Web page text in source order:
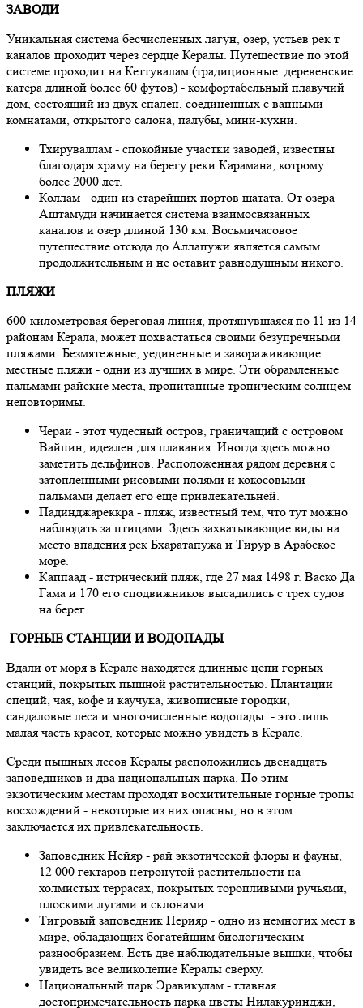
ЗАВОДИ
Уникальная система бесчисленных лагун, озер, устьев рек т
каналов проходит через сердце Кералы. Путешествие по этой
системе проходит на Кеттувалам (традиционные деревенские
катера длиной более 60 футов) - комфортабельный плавучий
дом, состоящий из двух спален, соединенных с ванными
комнатами, открытого салона, палубы, мини-кухни.
Тхируваллам - спокойные участки заводей, известны
благодаря храму на берегу реки Карамана, котрому
более 2000 лет.
Коллам - один из старейших портов шатата. От озера
Аштамуди начинается система взаимосвязанных
каналов и озер длиной 130 км. Восьмичасовое
путешествие отсюда до Аллапужи является самым
продолжительным и не оставит равнодушным никого.
ПЛЯЖИ
600-километровая береговая линия, протянувшаяся по 11 из 14
районам Керала, может похвастаться своими безупречными
пляжами. Безмятежные, уединенные и завораживающие
местные пляжи - одни из лучших в мире. Эти обрамленные
пальмами райские места, пропитанные тропическим солнцем
неповторимы.
Чераи - этот чудесный остров, граничащий с островом
Вайпин, идеален для плавания. Иногда здесь можно
заметить дельфинов. Расположенная рядом деревня с
затопленными рисовыми полями и кокосовыми
пальмами делает его еще привлекательней.
Падинджареккра - пляж, известный тем, что тут можно
наблюдать за птицами. Здесь захватывающие виды на
место впадения рек Бхаратапужа и Тирур в Арабское
море.
Каппаад - истрический пляж, где 27 мая 1498 г. Васко Да
Гама и 170 его сподвижников высадились с трех судов
на берег.
ГОРНЫЕ СТАНЦИИ И ВОДОПАДЫ
Вдали от моря в Керале находятся длинные цепи горных
станций, покрытых пышной растительностью. Плантации
специй, чая, кофе и каучука, живописные городки,
сандаловые леса и многочисленные водопады - это лишь
малая часть красот, которые можно увидеть в Керале.
Среди пышных лесов Кералы расположились двенадцать
заповедников и два национальных парка. По этим
экзотическим местам проходят восхитительные горные тропы
восхождений - некоторые из них опасны, но в этом
заключается их привлекательность.
Заповедник Нейяр - рай экзотической флоры и фауны,
12 000 гектаров нетронутой растительности на
холмистых террасах, покрытых торопливыми ручьями,
плоскими лугами и склонами.
Тигровый заповедник Перияр - одно из немногих мест в
мире, обладающих богатейшим биологическим
разнообразием. Есть две наблюдательные вышки, чтобы
увидеть все великолепие Кералы сверху.
Национальный парк Эравикулам - главная
достопримечательность парка цветы Нилакуринджи,